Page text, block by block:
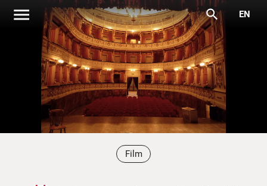
menu search EN
Film